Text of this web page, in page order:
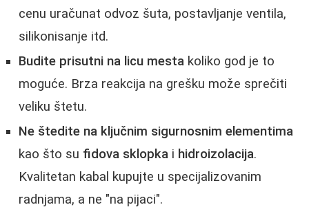
cenu uračunat odvoz šuta, postavljanje ventila,
silikonisanje itd.
Budite prisutni na licu mesta koliko god je to
moguće. Brza reakcija na grešku može sprečiti
veliku štetu.
Ne štedite na ključnim sigurnosnim elementima
kao što su fidova sklopka i hidroizolacija.
Kvalitetan kabal kupujte u specijalizovanim
radnjama, a ne "na pijaci".